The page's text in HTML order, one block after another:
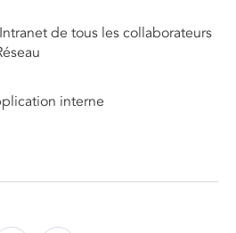
de tous les collaborateurs
interne